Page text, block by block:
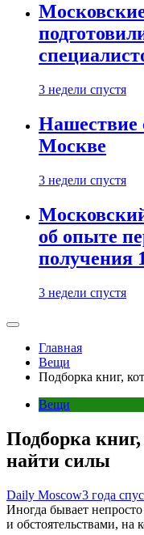
3 недели спустя
Нашествие
Москве
3 недели спустя
об опыте
получения
3 недели спустя
Главная
Вещи
Подборка книг,
Вещи
Подборка
найти силы
Daily Moscow3 года
Иногда бывает
и обстоятельствами,